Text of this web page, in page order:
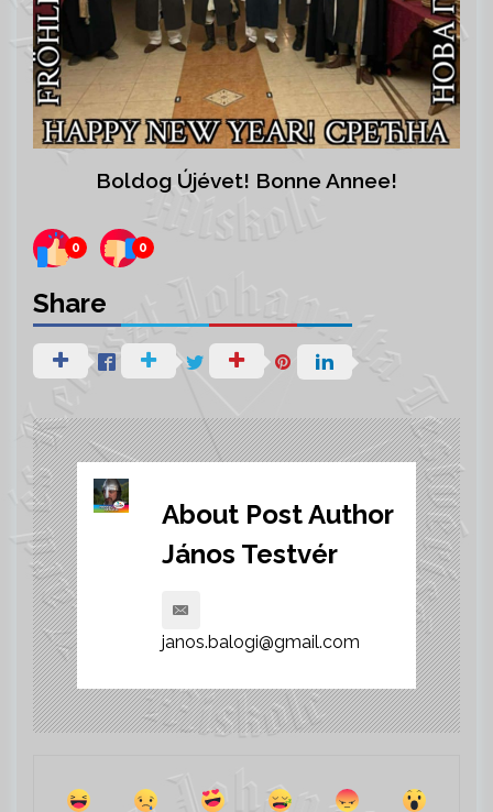
Boldog Újévet! Bonne Annee!
0 0
Share
About Post Author
János Testvér
janos.balogi@gmail.com